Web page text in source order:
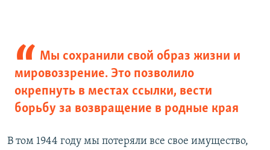
Мы сохранили свой образ жизни и
мировоззрение. Это позволило
окрепнуть в местах ссылки, вести
борьбу за возвращение в родные края
В том 1944 году мы потеряли все свое имущество,